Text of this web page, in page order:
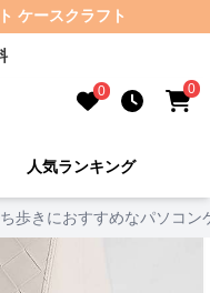
ケースクラフト
0 0
人気ランキング
歩きにおすすめなパソコン